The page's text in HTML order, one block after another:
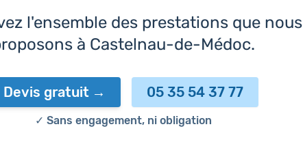
l'ensemble des prestations que nous
à Castelnau-de-Médoc.
Devis gratuit 05 35 54 37 77
✓ Sans engagement, ni obligation